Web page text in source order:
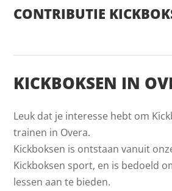
CONTRIBUTIE
KICKBOKSEN IN
Leuk dat je interesse hebt om
trainen in Overa.
Kickboksen is ontstaan vanuit
Kickboksen sport, en is bedoeld
lessen aan te bieden.